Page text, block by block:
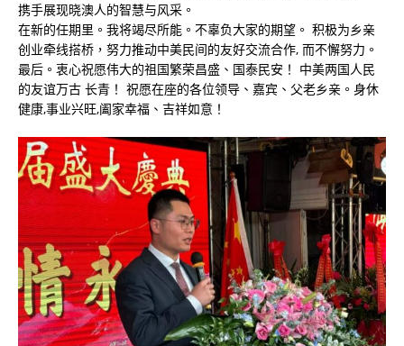
携手展现晓澳人的智慧与风采。
在新的任期里。我将竭尽所能。不辜负大家的期望。 积极为乡亲
创业牵线搭桥，努力推动中美民间的友好交流合作, 而不懈努力。
最后。衷心祝愿伟大的祖国繁荣昌盛、国泰民安！ 中美两国人民
的友谊万古 长青！ 祝愿在座的各位领导、嘉宾、父老乡亲。身休
健康,事业兴旺,阖家幸福、吉祥如意！